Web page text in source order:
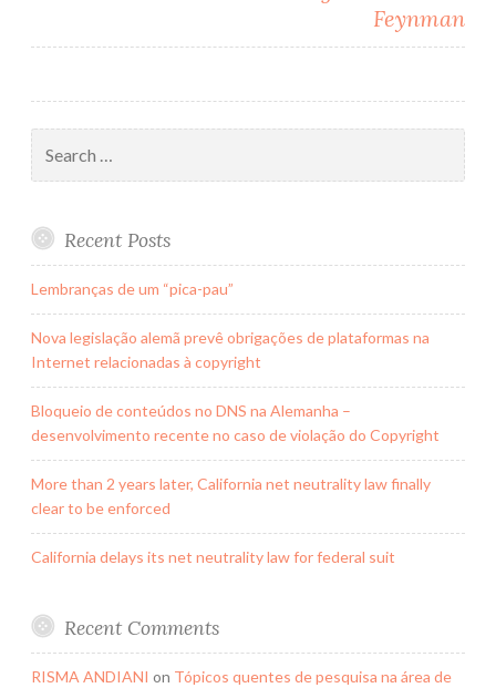
Feynman
for:
Recent Posts
Lembranças de um “pica-pau”
Nova legislação alemã prevê obrigações de plataformas na
Internet relacionadas à copyright
Bloqueio de conteúdos no DNS na Alemanha –
desenvolvimento recente no caso de violação do Copyright
More than 2 years later, California net neutrality law finally
clear to be enforced
California delays its net neutrality law for federal suit
Recent Comments
RISMA ANDIANI on Tópicos quentes de pesquisa na área de